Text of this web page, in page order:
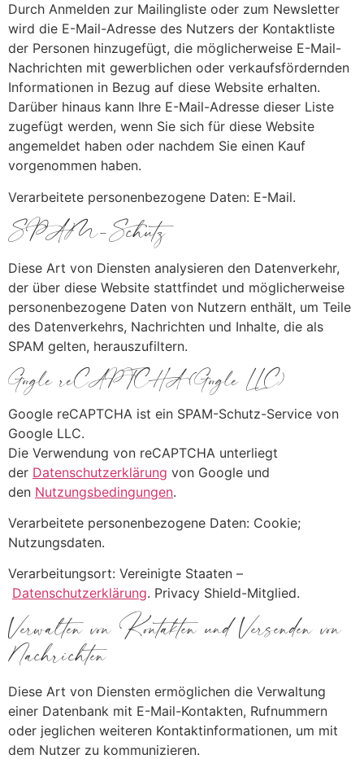
Durch Anmelden zur Mailingliste oder zum Newsletter
wird die E-Mail-Adresse des Nutzers der Kontaktliste
der Personen hinzugefügt, die möglicherweise E-Mail-
Nachrichten mit gewerblichen oder verkaufsfördernden
Informationen in Bezug auf diese Website erhalten.
Darüber hinaus kann Ihre E-Mail-Adresse dieser Liste
zugefügt werden, wenn Sie sich für diese Website
angemeldet haben oder nachdem Sie einen Kauf
vorgenommen haben.
Verarbeitete personenbezogene Daten: E-Mail.
SPAM-Schutz
Diese Art von Diensten analysieren den Datenverkehr,
der über diese Website stattfindet und möglicherweise
personenbezogene Daten von Nutzern enthält, um Teile
des Datenverkehrs, Nachrichten und Inhalte, die als
SPAM gelten, herauszufiltern.
Google reCAPTCHA (Google LLC)
Google reCAPTCHA ist ein SPAM-Schutz-Service von
Google LLC.
Die Verwendung von reCAPTCHA unterliegt
der Datenschutzerklärung von Google und
den Nutzungsbedingungen.
Verarbeitete personenbezogene Daten: Cookie;
Nutzungsdaten.
Verarbeitungsort: Vereinigte Staaten –
Datenschutzerklärung. Privacy Shield-Mitglied.
Verwalten von Kontakten und Versenden von
Nachrichten
Diese Art von Diensten ermöglichen die Verwaltung
einer Datenbank mit E-Mail-Kontakten, Rufnummern
oder jeglichen weiteren Kontaktinformationen, um mit
dem Nutzer zu kommunizieren.